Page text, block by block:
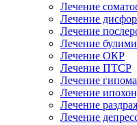
Лечение
Лечение
Лечение
Лечение
Лечение ОКР
Лечение ПТСР
Лечение
Лечение
Лечение
Лечение